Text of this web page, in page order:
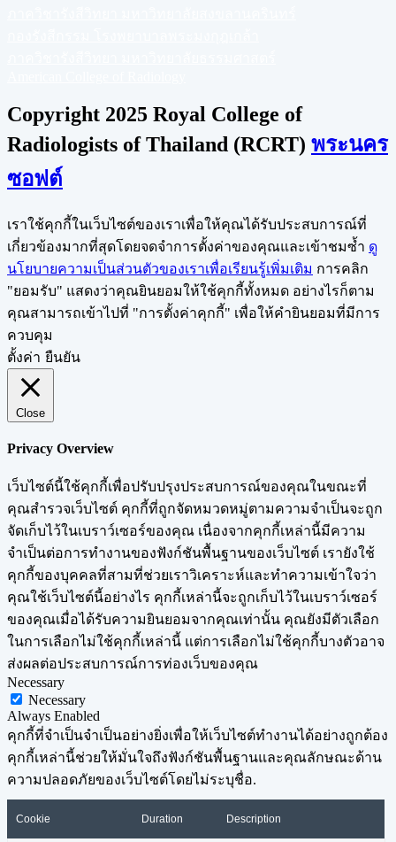
Copyright 2025 Royal College of
Radiologists of Thailand (RCRT) พระนคร
ซอฟต์
เราใช้คุกกี้ในเว็บไซต์ของเราเพื่อให้คุณได้รับประสบการณ์ที่
เกี่ยวข้องมากที่สุดโดยจดจำการตั้งค่าของคุณและเข้าชมซ้ำ ดู
นโยบายความเป็นส่วนตัวของเราเพื่อเรียนรู้เพิ่มเติม การคลิก
"ยอมรับ" แสดงว่าคุณยินยอมให้ใช้คุกกี้ทั้งหมด อย่างไรก็ตาม
คุณสามารถเข้าไปที่ "การตั้งค่าคุกกี้" เพื่อให้คำยินยอมที่มีการ
ควบคุม
ตั้งค่า ยืนยัน
Close
Privacy Overview
เว็บไซต์นี้ใช้คุกกี้เพื่อปรับปรุงประสบการณ์ของคุณในขณะที่
คุณสำรวจเว็บไซต์ คุกกี้ที่ถูกจัดหมวดหมู่ตามความจำเป็นจะถูก
จัดเก็บไว้ในเบราว์เซอร์ของคุณ เนื่องจากคุกกี้เหล่านี้มีความ
จำเป็นต่อการทำงานของฟังก์ชันพื้นฐานของเว็บไซต์ เรายังใช้
คุกกี้ของบุคคลที่สามที่ช่วยเราวิเคราะห์และทำความเข้าใจว่า
คุณใช้เว็บไซต์นี้อย่างไร คุกกี้เหล่านี้จะถูกเก็บไว้ในเบราว์เซอร์
ของคุณเมื่อได้รับความยินยอมจากคุณเท่านั้น คุณยังมีตัวเลือก
ในการเลือกไม่ใช้คุกกี้เหล่านี้ แต่การเลือกไม่ใช้คุกกี้บางตัวอาจ
ส่งผลต่อประสบการณ์การท่องเว็บของคุณ
Necessary
Necessary
Always Enabled
คุกกี้ที่จำเป็นจำเป็นอย่างยิ่งเพื่อให้เว็บไซต์ทำงานได้อย่างถูกต้อง
คุกกี้เหล่านี้ช่วยให้มั่นใจถึงฟังก์ชันพื้นฐานและคุณลักษณะด้าน
ความปลอดภัยของเว็บไซต์โดยไม่ระบุชื่อ.
Cookie Duration Description